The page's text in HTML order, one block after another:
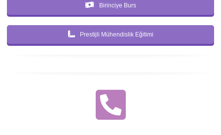
Birinciye Burs
Prestijli Mühendislik Eğitimi